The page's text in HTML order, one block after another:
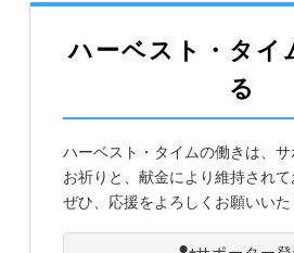
ハーベスト・タイ
る
ハーベスト・タイムの働きは、
お祈りと、献金により維持されて
ぜひ、応援をよろしくお願いいた